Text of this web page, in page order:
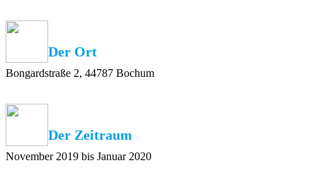
Der Ort
Bongardstraße 2, 44787 Bochum
Der Zeitraum
November 2019 bis Januar 2020